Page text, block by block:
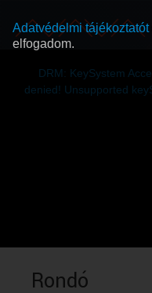
DRM: KeySystem
denied! Unsupported
Rondó
Adatvédelmi tájékoztatót
elfogadom.